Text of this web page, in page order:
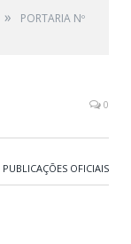
»
PORTARIA Nº
0
PUBLICAÇÕES OFICIAIS